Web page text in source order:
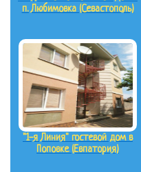
п. Любимовка (Севастополь)
"1-я Линия" гостевой дом в
Поповке (Евпатория)